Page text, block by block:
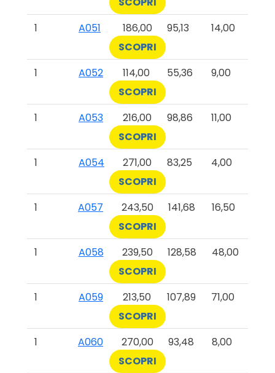
1
A051 186,00 95,13
14,00
SCOPRI
1
A052 114,00 55,36
9,00
SCOPRI
1
A053 216,00 98,86
11,00
SCOPRI
1
A054 271,00 83,25
4,00
SCOPRI
1
A057 243,50 141,68
16,50
SCOPRI
1
A058 239,50 128,58
48,00
SCOPRI
1
A059 213,50 107,89
71,00
SCOPRI
1
A060 270,00 93,48
8,00
SCOPRI